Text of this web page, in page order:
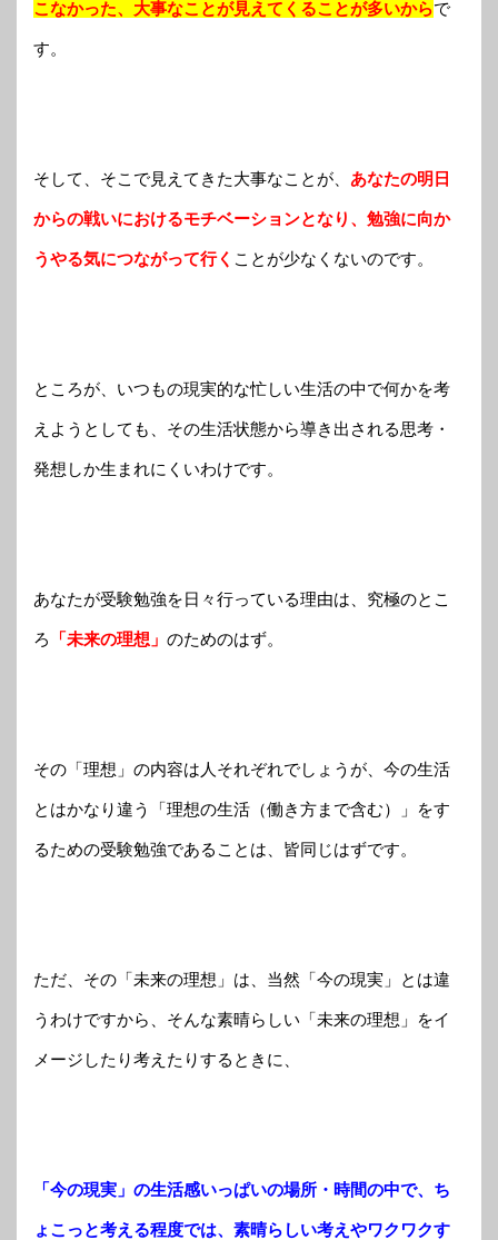
こなかった、大事なことが見えてくることが多いからで
す。
そして、そこで見えてきた大事なことが、 あなたの明日
からの戦いにおけるモチベーションとなり、勉強に向か
うやる気につながって行く ことが少なくないのです。
ところが、いつもの現実的な忙しい生活の中で何かを考
えようとしても、その生活状態から導き出される思考・
発想しか生まれにくいわけです。
あなたが受験勉強を日々行っている理由は、究極のとこ
ろ 「未来の理想」 のためのはず。
その「理想」の内容は人それぞれでしょうが、今の生活
とはかなり違う「理想の生活（働き方まで含む）」をす
るための受験勉強であることは、皆同じはずです。
ただ、その「未来の理想」は、当然「今の現実」とは違
うわけですから、そんな素晴らしい「未来の理想」をイ
メージしたり考えたりするときに、
「今の現実」の生活感いっぱいの場所・時間の中で、ち
ょこっと考える程度では、素晴らしい考えやワクワクす